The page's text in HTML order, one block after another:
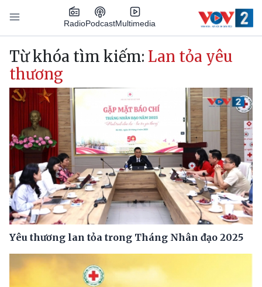
Nhảy đến nội dung
RadioPodcastMultimedia
Main navigation
Từ khóa tìm kiếm: Lan tỏa yêu
thương
Yêu thương lan tỏa trong Tháng Nhân đạo 2025